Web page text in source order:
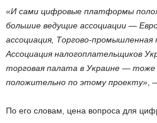
«И сами цифровые платформы
большие ведущие ассоциации —
ассоциация, Торгово-
Ассоциация налогоплательщиков
торговая палата в Украине —
положительно по этому проекту»,
По его словам, цена вопроса для